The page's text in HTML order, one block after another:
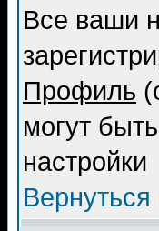
Все ваши
Профиль
могут
настройки
Вернуться